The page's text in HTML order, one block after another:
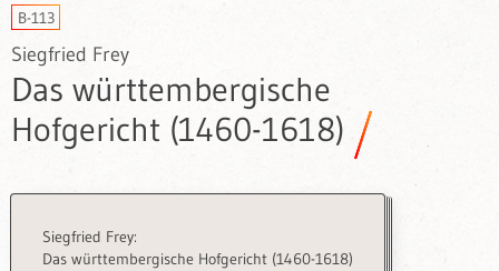
B-113
Siegfried Frey
Das württembergische
Hofgericht (1460-1618)
Siegfried Frey:
Das württembergische Hofgericht (1460-1618)